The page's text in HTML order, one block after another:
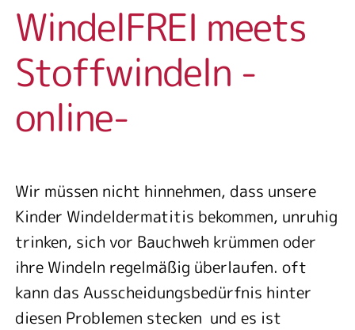
WindelFREI meets
Stoffwindeln -
online-
Wir müssen nicht hinnehmen, dass unsere
Kinder Windeldermatitis bekommen, unruhig
trinken, sich vor Bauchweh krümmen oder
ihre Windeln regelmäßig überlaufen. oft
kann das Ausscheidungsbedürfnis hinter
diesen Problemen stecken und es ist